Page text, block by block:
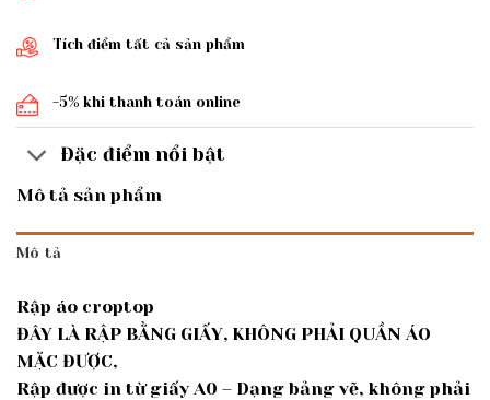
Tích điểm tất cả sản phẩm
-5% khi thanh toán online
Đặc điểm nổi bật
Mô tả sản phẩm
Mô tả
Rập áo croptop
ĐÂY LÀ RẬP BẰNG GIẤY, KHÔNG PHẢI QUẦN ÁO
MẶC ĐƯỢC,
Rập được in từ giấy A0 – Dạng bảng vẽ, không phải